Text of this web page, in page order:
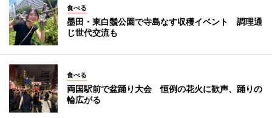
食べる
墨田・東白鬚公園で寺島なす収穫イベント 調理通
じ世代交流も
食べる
両国駅前で盆踊り大会 恒例の花火に歓声、踊りの
輪広がる